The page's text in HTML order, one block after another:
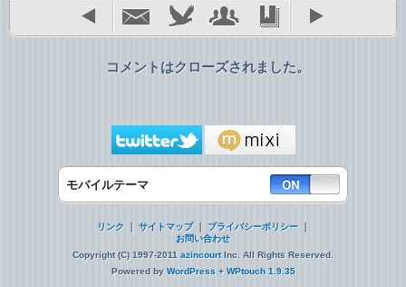
コメントはクローズされました。
モバイルテーマ
リンク ｜ サイトマップ｜ プライバシーポリシー｜
お問い合わせ
Copyright (C) 1997-2011 azincourtInc. All Rights Reserved.
Powered by WordPress + WPtouch 1.9.35